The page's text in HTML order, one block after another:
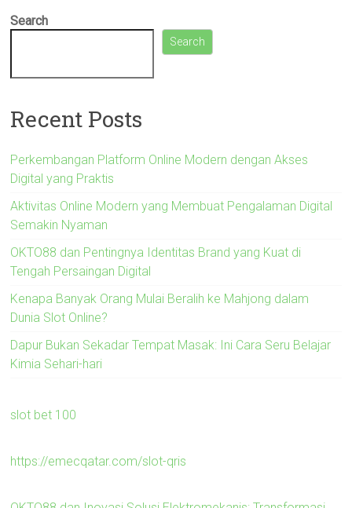
Search
Search
Recent Posts
Perkembangan Platform Online Modern dengan Akses
Digital yang Praktis
Aktivitas Online Modern yang Membuat Pengalaman Digital
Semakin Nyaman
OKTO88 dan Pentingnya Identitas Brand yang Kuat di
Tengah Persaingan Digital
Kenapa Banyak Orang Mulai Beralih ke Mahjong dalam
Dunia Slot Online?
Dapur Bukan Sekadar Tempat Masak: Ini Cara Seru Belajar
Kimia Sehari-hari
slot bet 100
https://emecqatar.com/slot-qris